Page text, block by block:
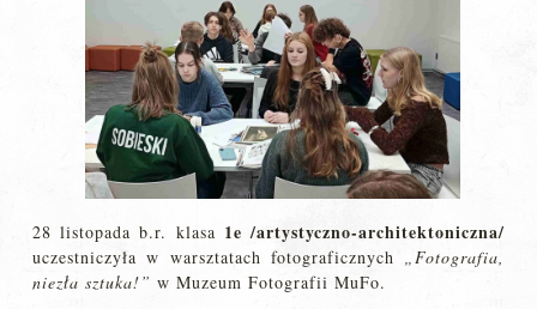
28 listopada b.r. klasa 1e /artystyczno-architektoniczna/
uczestniczyła w warsztatach fotograficznych „Fotografia,
niezła sztuka!” w Muzeum Fotografii MuFo.